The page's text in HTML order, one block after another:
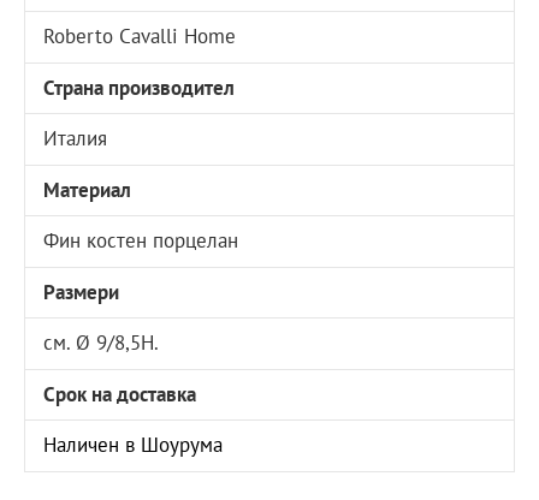
Roberto Cavalli Home
Страна производител
Италия
Материал
Фин костен порцелан
Размери
см. Ø 9/8,5Н.
Срок на доставка
Наличен в Шоурума